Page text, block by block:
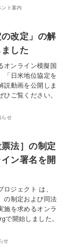
ント案内
の改定」の解
した
オンライン模擬国
「日米地位協定を
説動画を公開しま
ご覧ください。
らせ
票法］の制定
ン署名を開
ジェクト は、
の制定および同法
施を求めるオンラ
で開始しました。
せ